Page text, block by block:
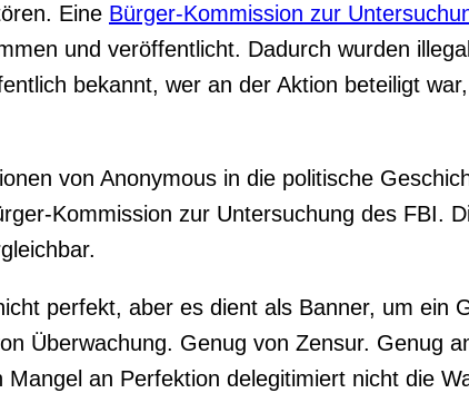
Eine Bürger-Kommission zur
und veröffentlicht. Dadurch wurden
bekannt, wer an der Aktion beteiligt
von Anonymous in die politische
Kommission zur Untersuchung des FBI.
perfekt, aber es dient als Banner, um
Überwachung. Genug von Zensur. Genug
Mangel an Perfektion delegitimiert nicht die